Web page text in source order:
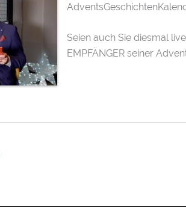
Seien auch Sie diesmal
EMPFÄNGER seiner